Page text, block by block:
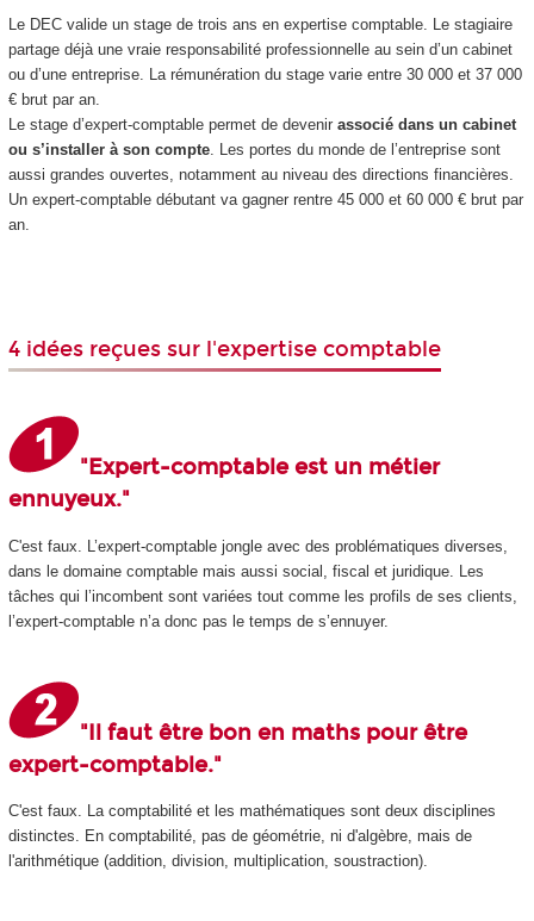
Le DEC valide un stage de trois ans en expertise comptable. Le stagiaire
partage déjà une vraie responsabilité professionnelle au sein d’un cabinet
ou d’une entreprise. La rémunération du stage varie entre 30 000 et 37 000
€ brut par an.
Le stage d’expert-comptable permet de devenir associé dans un cabinet
ou s’installer à son compte. Les portes du monde de l’entreprise sont
aussi grandes ouvertes, notamment au niveau des directions financières.
Un expert-comptable débutant va gagner rentre 45 000 et 60 000 € brut par
an.
4 idées reçues sur l'expertise comptable
"Expert-comptable est un métier
ennuyeux."
C'est faux. L’expert-comptable jongle avec des problématiques diverses,
dans le domaine comptable mais aussi social, fiscal et juridique. Les
tâches qui l’incombent sont variées tout comme les profils de ses clients,
l’expert-comptable n’a donc pas le temps de s’ennuyer.
"Il faut être bon en maths pour être
expert-comptable."
C'est faux. La comptabilité et les mathématiques sont deux disciplines
distinctes. En comptabilité, pas de géométrie, ni d'algèbre, mais de
l'arithmétique (addition, division, multiplication, soustraction).